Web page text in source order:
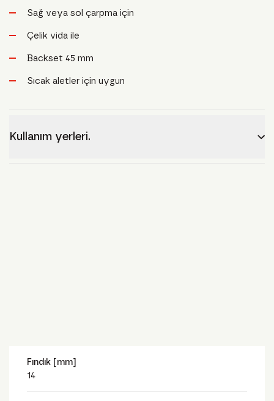
Sağ veya sol çarpma için
Çelik vida ile
Backset 45 mm
Sıcak aletler için uygun
Kullanım yerleri.
Fındık [mm]
14